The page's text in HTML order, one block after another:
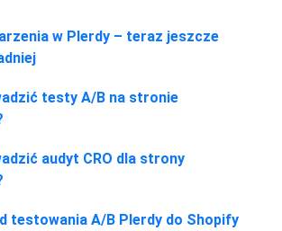
w Plerdy – teraz jeszcze
testy A/B na stronie
audyt CRO dla strony
testowania A/B Plerdy do Shopify